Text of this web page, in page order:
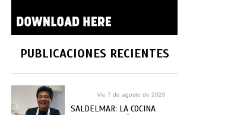
PUBLICACIONES RECIENTES
Vie 7 de agosto de 2026
SALDELMAR: LA COCINA